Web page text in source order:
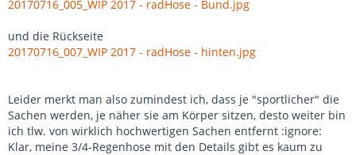
20170716_005_WIP 2017 - radHose - Bund.jpg
und die Rückseite
20170716_007_WIP 2017 - radHose - hinten.jpg
Leider merkt man also zumindest ich, dass je "sportlicher" die
Sachen werden, je näher sie am Körper sitzen, desto weiter bin
ich tlw. von wirklich hochwertigen Sachen entfernt :ignore:
Klar, meine 3/4-Regenhose mit den Details gibt es kaum zu